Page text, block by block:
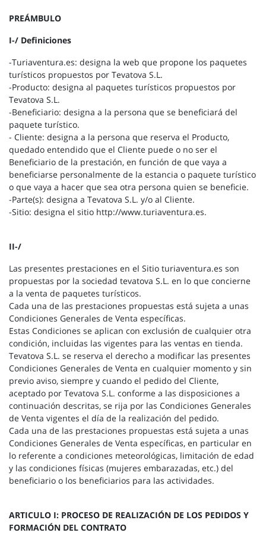
PREÁMBULO
I-/ Definiciones
-Turiaventura.es: designa la web que propone los paquetes
turísticos propuestos por Tevatova S.L.
-Producto: designa al paquetes turísticos propuestos por
Tevatova S.L.
-Beneficiario: designa a la persona que se beneficiará del
paquete turístico.
- Cliente: designa a la persona que reserva el Producto,
quedado entendido que el Cliente puede o no ser el
Beneficiario de la prestación, en función de que vaya a
beneficiarse personalmente de la estancia o paquete turístico
o que vaya a hacer que sea otra persona quien se beneficie.
-Parte(s): designa a Tevatova S.L. y/o al Cliente.
-Sitio: designa el sitio http://www.turiaventura.es.
II-/
Las presentes prestaciones en el Sitio turiaventura.es son
propuestas por la sociedad tevatova S.L. en lo que concierne
a la venta de paquetes turísticos.
Cada una de las prestaciones propuestas está sujeta a unas
Condiciones Generales de Venta específicas.
Estas Condiciones se aplican con exclusión de cualquier otra
condición, incluidas las vigentes para las ventas en tienda.
Tevatova S.L. se reserva el derecho a modificar las presentes
Condiciones Generales de Venta en cualquier momento y sin
previo aviso, siempre y cuando el pedido del Cliente,
aceptado por Tevatova S.L. conforme a las disposiciones a
continuación descritas, se rija por las Condiciones Generales
de Venta vigentes el día de la realización del pedido.
Cada una de las prestaciones propuestas está sujeta a unas
Condiciones Generales de Venta específicas, en particular en
lo referente a condiciones meteorológicas, limitación de edad
y las condiciones físicas (mujeres embarazadas, etc.) del
beneficiario o los beneficiarios para las actividades.
ARTICULO I: PROCESO DE REALIZACIÓN DE LOS PEDIDOS Y
FORMACIÓN DEL CONTRATO